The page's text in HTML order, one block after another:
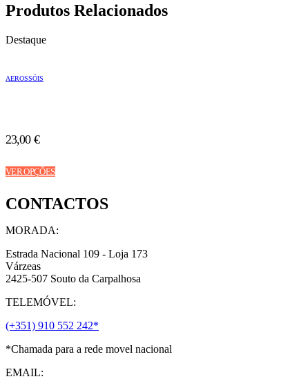
Produtos Relacionados
Destaque
AEROSSÓIS
23,00 €
VER OPÇÕESThis
product
multiple
The
may
chosen
the
page
CONTACTOS
MORADA:
Estrada Nacional 109 - Loja 173
Várzeas
2425-507 Souto da Carpalhosa
TELEMÓVEL:
(+351) 910 552 242*
*Chamada para a rede movel nacional
EMAIL: